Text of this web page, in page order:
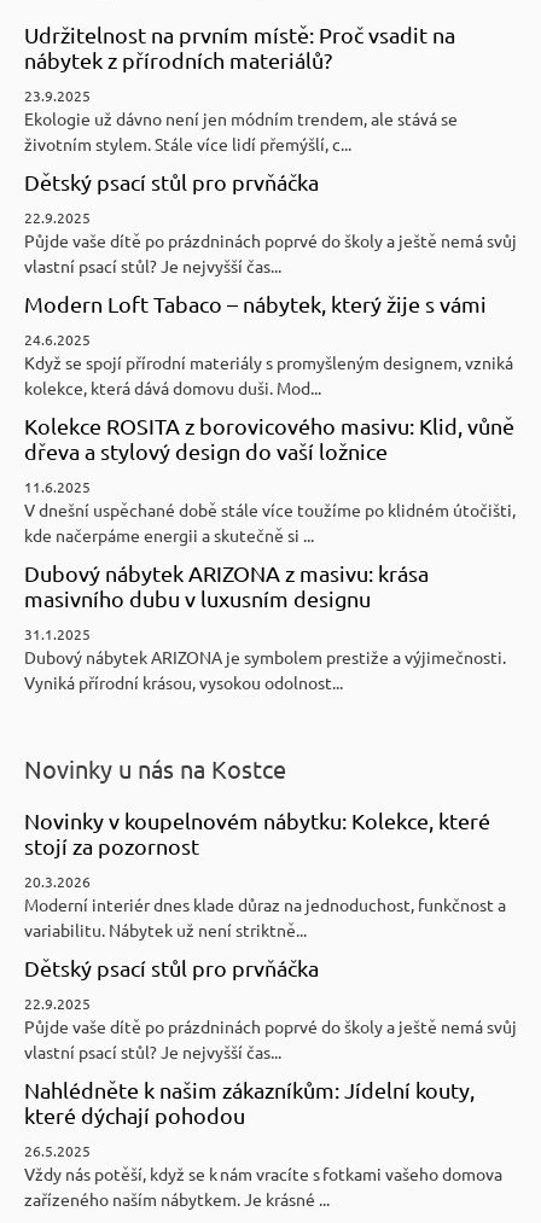
Udržitelnost na prvním místě: Proč vsadit na
nábytek z přírodních materiálů?
23.9.2025
Ekologie už dávno není jen módním trendem, ale stává se
životním stylem. Stále více lidí přemýšlí, c...
Dětský psací stůl pro prvňáčka
22.9.2025
Půjde vaše dítě po prázdninách poprvé do školy a ještě nemá svůj
vlastní psací stůl? Je nejvyšší čas...
Modern Loft Tabaco – nábytek, který žije s vámi
24.6.2025
Když se spojí přírodní materiály s promyšleným designem, vzniká
kolekce, která dává domovu duši. Mod...
Kolekce ROSITA z borovicového masivu: Klid, vůně
dřeva a stylový design do vaší ložnice
11.6.2025
V dnešní uspěchané době stále více toužíme po klidném útočišti,
kde načerpáme energii a skutečně si ...
Dubový nábytek ARIZONA z masivu: krása
masivního dubu v luxusním designu
31.1.2025
Dubový nábytek ARIZONA je symbolem prestiže a výjimečnosti.
Vyniká přírodní krásou, vysokou odolnost...
Novinky u nás na Kostce
Novinky v koupelnovém nábytku: Kolekce, které
stojí za pozornost
20.3.2026
Moderní interiér dnes klade důraz na jednoduchost, funkčnost a
variabilitu. Nábytek už není striktně...
Dětský psací stůl pro prvňáčka
22.9.2025
Půjde vaše dítě po prázdninách poprvé do školy a ještě nemá svůj
vlastní psací stůl? Je nejvyšší čas...
Nahlédněte k našim zákazníkům: Jídelní kouty,
které dýchají pohodou
26.5.2025
Vždy nás potěší, když se k nám vracíte s fotkami vašeho domova
zařízeného naším nábytkem. Je krásné ...